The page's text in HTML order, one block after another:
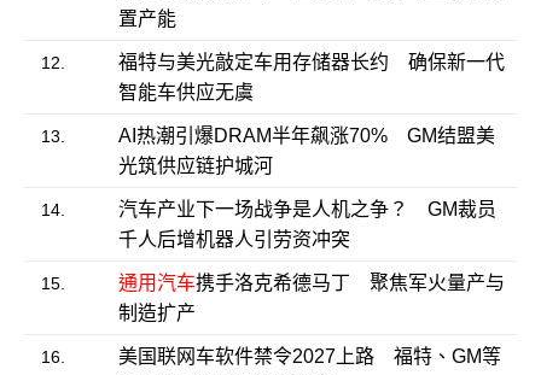
置产能
12.
福特与美光敲定车用存储器长约 确保新一代
智能车供应无虞
13.
AI热潮引爆DRAM半年飙涨70% GM结盟美
光筑供应链护城河
14.
汽车产业下一场战争是人机之争？ GM裁员
千人后增机器人引劳资冲突
15. 通用汽车携手洛克希德马丁 聚焦军火量产与
制造扩产
16.
美国联网车软件禁令2027上路 福特、GM等